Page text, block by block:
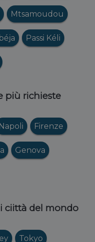
Mtsamoudou
Passi Kéli
più richieste
Napoli Firenze
Genova
ciittà del mondo
Tokyo